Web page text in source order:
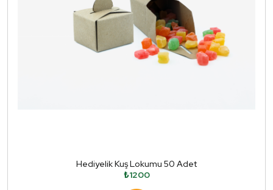
Hediyelik Kuş Lokumu 50 Adet
₺1200